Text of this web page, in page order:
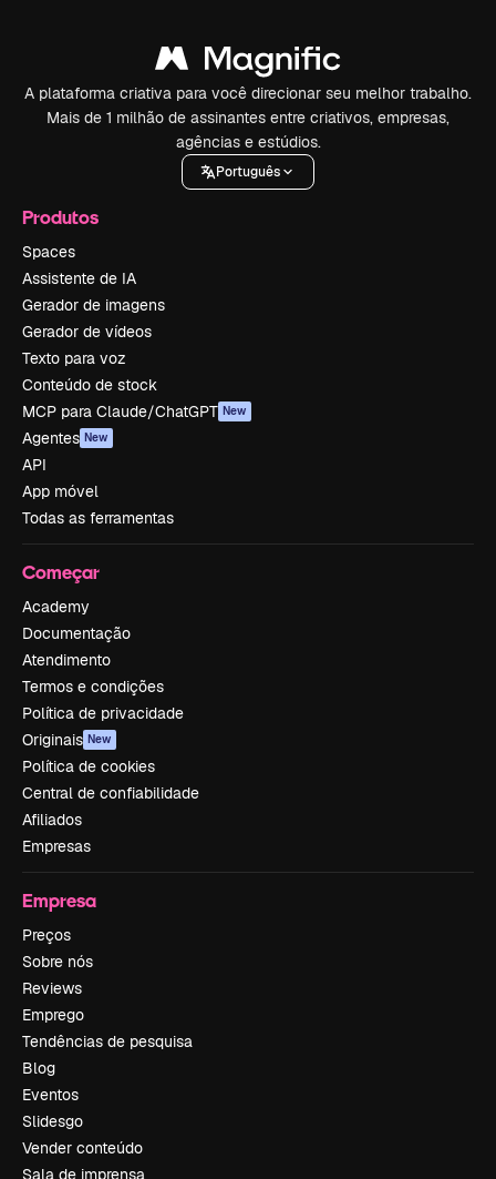
A plataforma criativa para você direcionar seu melhor trabalho.
Mais de 1 milhão de assinantes entre criativos, empresas,
agências e estúdios.
Português
Produtos
Spaces
Assistente de IA
Gerador de imagens
Gerador de vídeos
Texto para voz
Conteúdo de stock
MCP para Claude/ChatGPT New
Agentes New
API
App móvel
Todas as ferramentas
Começar
Academy
Documentação
Atendimento
Termos e condições
Política de privacidade
Originais New
Política de cookies
Central de confiabilidade
Afiliados
Empresas
Empresa
Preços
Sobre nós
Reviews
Emprego
Tendências de pesquisa
Blog
Eventos
Slidesgo
Vender conteúdo
Sala de imprensa